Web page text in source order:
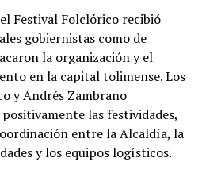
Festival Folclórico recibió
gobiernistas como de
la organización y el
en la capital tolimense. Los
y Andrés Zambrano
las festividades,
entre la Alcaldía, la
y los equipos logísticos.